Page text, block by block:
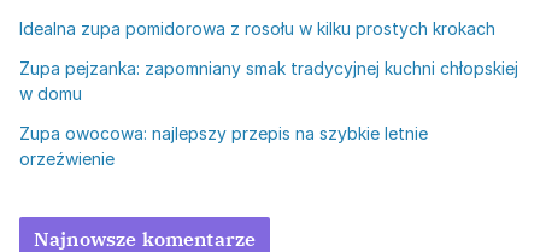
Idealna zupa pomidorowa z rosołu w kilku prostych krokach
Zupa pejzanka: zapomniany smak tradycyjnej kuchni chłopskiej
w domu
Zupa owocowa: najlepszy przepis na szybkie letnie
orzeźwienie
Najnowsze komentarze